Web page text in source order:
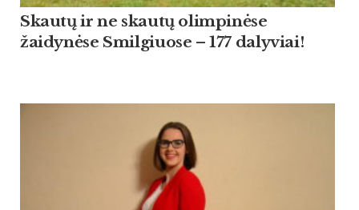
Skautų ir ne skautų olimpinėse
žaidynėse Smilgiuose – 177 dalyviai!